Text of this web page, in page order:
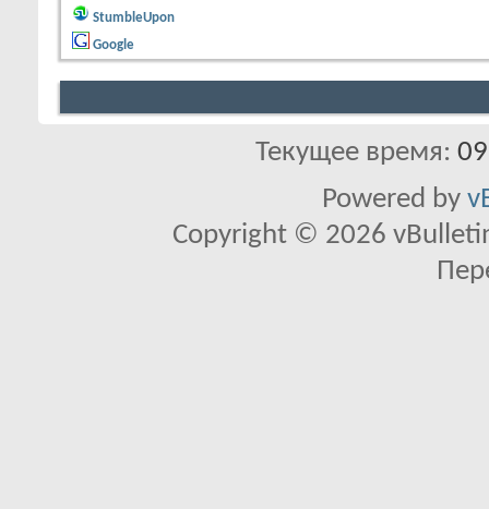
StumbleUpon
Google
Текущее время:
Powered by
Copyright © 2026